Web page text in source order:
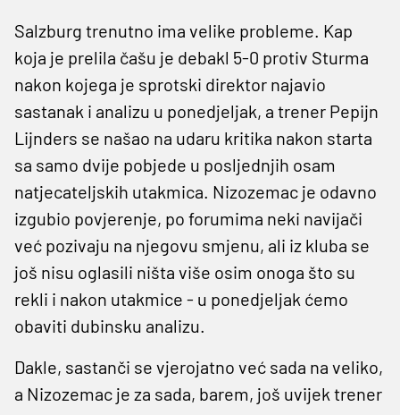
Salzburg trenutno ima velike probleme. Kap
koja je prelila čašu je debakl 5-0 protiv Sturma
nakon kojega je sprotski direktor najavio
sastanak i analizu u ponedjeljak, a trener Pepijn
Lijnders se našao na udaru kritika nakon starta
sa samo dvije pobjede u posljednjih osam
natjecateljskih utakmica. Nizozemac je odavno
izgubio povjerenje, po forumima neki navijači
već pozivaju na njegovu smjenu, ali iz kluba se
još nisu oglasili ništa više osim onoga što su
rekli i nakon utakmice - u ponedjeljak ćemo
obaviti dubinsku analizu.
Dakle, sastanči se vjerojatno već sada na veliko,
a Nizozemac je za sada, barem, još uvijek trener